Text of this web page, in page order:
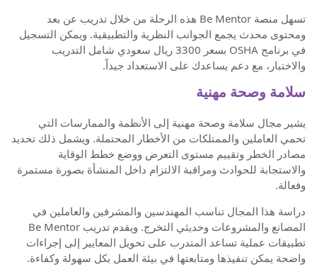
تسهل منصة Be Mentor هذه الرحلة من خلال تدريب عن بعد
ومحتوى محدث يجمع الجوانب النظرية والتطبيقية. ويمكن التسجيل
في برنامج OSHA بسعر 3300 ريال سعودي شامل التدريب
والاختبار، مع دعم يساعدك على الاستعداد جيداً.
سلامة وصحة مهنية
يشير مجال سلامة وصحة مهنية إلى الأنظمة والممارسات التي
تحمي العاملين والممتلكات من الأخطار المحتملة. ويشمل ذلك تحديد
مصادر الخطر وتقييم مستوى التعرض ووضع خطط الوقاية
والاستجابة للحوادث ومراقبة الالتزام داخل المنشأة بصورة مستمرة
وفعالة.
دراسة هذا المجال تناسب المهندسين والمشرفين والعاملين في
المصانع والمشروعات وحديثي التخرج. ويقدم تدريب Be Mentor
تطبيقات عملية تساعد المتدرب على تحويل المعايير إلى إجراءات
واضحة يمكن تنفيذها ومتابعتها في بيئة العمل بكل سهولة وكفاءة.